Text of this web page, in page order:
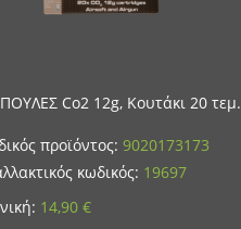
Co2 12g, Κουτάκι 20 τεμ.
προϊόντος:9020173173
κωδικός: 19697
14,90€